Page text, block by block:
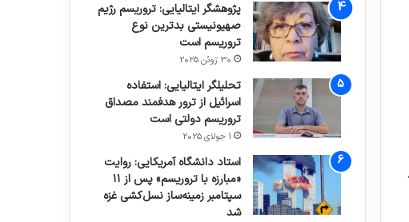
پژوهشگر ایتالیایی: تروریسم رژیم
صهیونیستی بدترین نوع
تروریسم است
30 ژوئن 2025
تحلیلگر ایتالیایی: استفاده
اسرائیل از ترور هدفمند مصداق
تروریسم دولتی است
1 جولای 2025
استاد دانشگاه آمریکایی: روایت
«مبارزه با تروریسم» پس از ۱۱
سپتامبر زمینه‌ساز نسل‌کشی غزه
شد